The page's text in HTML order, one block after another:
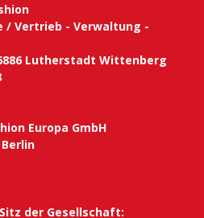
/ Vertrieb - Verwaltung -
Lutherstadt Wittenberg
Europa GmbH
der Gesellschaft: